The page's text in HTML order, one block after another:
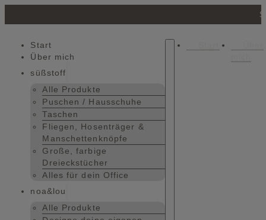
Start
Über mich
süßstoff
Alle Produkte
Puschen / Hausschuhe
Taschen
Fliegen, Hosenträger &
Manschettenknöpfe
Große, farbige
Dreieckstücher
Alles für dein Office
noa&lou
Alle Produkte